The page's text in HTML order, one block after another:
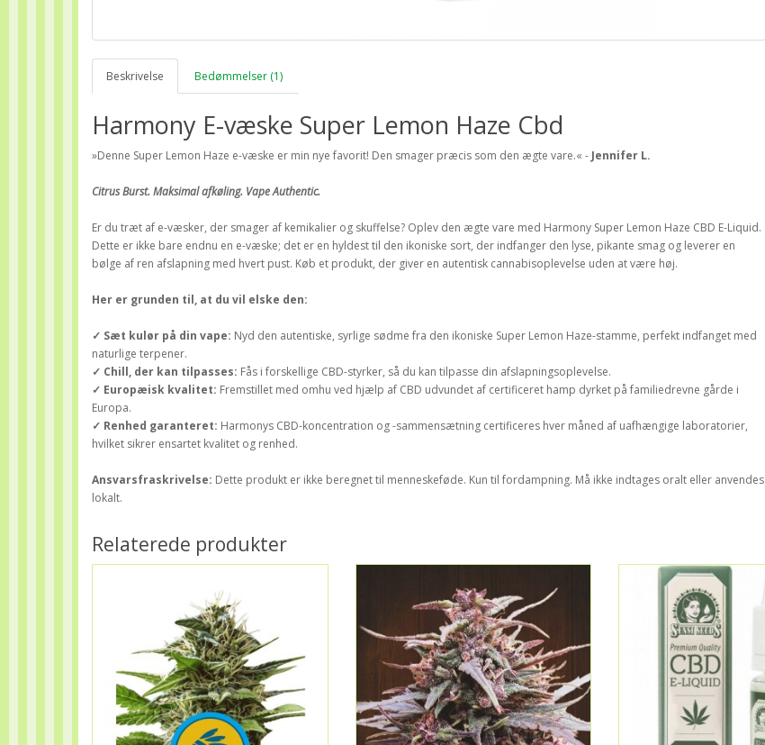
Beskrivelse Bedømmelser (1)
Harmony E-væske Super Lemon Haze Cbd
»Denne Super Lemon Haze e-væske er min nye favorit! Den smager præcis som den ægte vare.« - Jennifer L.
Citrus Burst. Maksimal afkøling. Vape Authentic.
Er du træt af e-væsker, der smager af kemikalier og skuffelse? Oplev den ægte vare med Harmony Super Lemon Haze CBD E-Liquid.
Dette er ikke bare endnu en e-væske; det er en hyldest til den ikoniske sort, der indfanger den lyse, pikante smag og leverer en
bølge af ren afslapning med hvert pust. Køb et produkt, der giver en autentisk cannabisoplevelse uden at være høj.
Her er grunden til, at du vil elske den:
✓ Sæt kulør på din vape: Nyd den autentiske, syrlige sødme fra den ikoniske Super Lemon Haze-stamme, perfekt indfanget med
naturlige terpener.
✓ Chill, der kan tilpasses: Fås i forskellige CBD-styrker, så du kan tilpasse din afslapningsoplevelse.
✓ Europæisk kvalitet: Fremstillet med omhu ved hjælp af CBD udvundet af certificeret hamp dyrket på familiedrevne gårde i
Europa.
✓ Renhed garanteret: Harmonys CBD-koncentration og -sammensætning certificeres hver måned af uafhængige laboratorier,
hvilket sikrer ensartet kvalitet og renhed.
Ansvarsfraskrivelse: Dette produkt er ikke beregnet til menneskeføde. Kun til fordampning. Må ikke indtages oralt eller anvendes
lokalt.
Relaterede produkter